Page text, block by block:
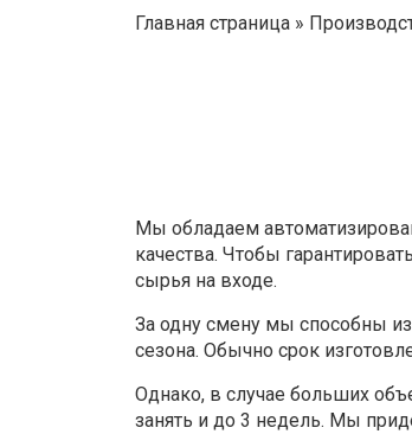
Главная страница »
Мы обладаем
качества. Чтобы
сырья на входе.
За одну смену мы способны
сезона. Обычно срок
Однако, в случае больших
занять и до 3 недель. Мы